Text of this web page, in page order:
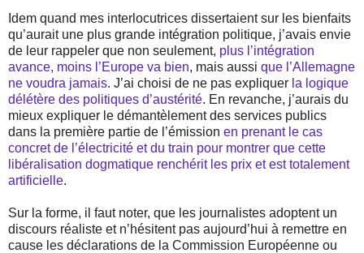
Idem quand mes interlocutrices dissertaient sur les bienfaits
qu’aurait une plus grande intégration politique, j’avais envie
de leur rappeler que non seulement, plus l’intégration
avance, moins l’Europe va bien, mais aussi que l’Allemagne
ne voudra jamais. J’ai choisi de ne pas expliquer la logique
délétère des politiques d’austérité. En revanche, j’aurais du
mieux expliquer le démantèlement des services publics
dans la première partie de l’émission en prenant le cas
concret de l’électricité et du train pour montrer que cette
libéralisation dogmatique renchérit les prix et est totalement
artificielle.
Sur la forme, il faut noter, que les journalistes adoptent un
discours réaliste et n’hésitent pas aujourd’hui à remettre en
cause les déclarations de la Commission Européenne ou